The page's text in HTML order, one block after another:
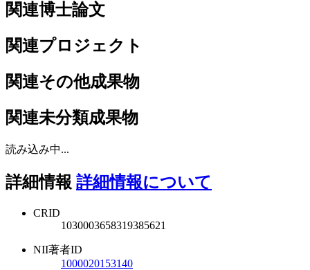
関連博士論文
関連プロジェクト
関連その他成果物
関連未分類成果物
読み込み中...
詳細情報 詳細情報について
CRID
1030003658319385621
NII著者ID
1000020153140